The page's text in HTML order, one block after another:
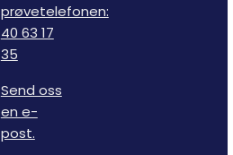
prøvetelefonen:
40 63 17
35
Send oss
en e-
post.